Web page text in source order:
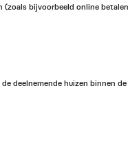
(zoals bijvoorbeeld online
deelnemende huizen binnen